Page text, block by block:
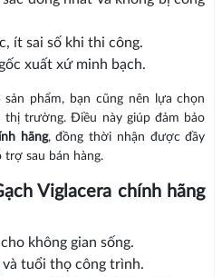
ít sai số khi thi công.
xuất xứ minh bạch.
phẩm, bạn cũng nên lựa chọn
trường. Điều này giúp đảm bảo
hãng, đồng thời nhận được đầy
trợ sau bán hàng.
Viglacera chính hãng
không gian sống.
tuổi thọ công trình.